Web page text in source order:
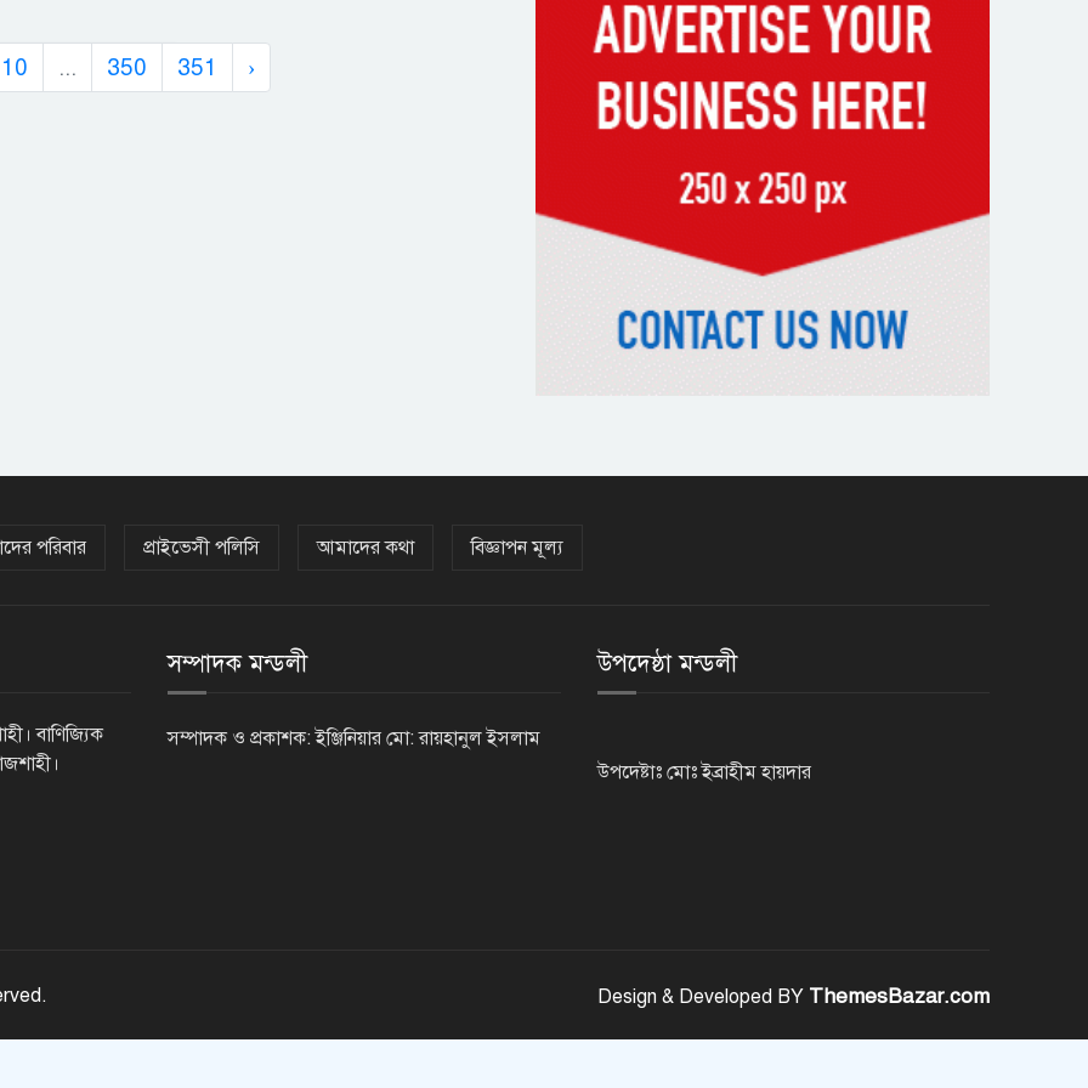
10 ... 350 351 ›
সমাবেশের উদ্বোধন করলেন প্রধানমন্ত্রী
১৭ বছর চাকরির পর স্থায়ীকরণের
দুশ্চিন্তায় ব্রেন স্ট্রোক, নির্বাচন
কোরআন মজিদে ক্ষতিগ্রস্ত বলা হয়েছে
হরমুজ চুক্তির বিনিময়ে ইরানের বন্দর
পরিবার প্রাইভেসী পলিসি আমাদের কথা বিজ্ঞাপন মূল্য
বাণিজ্যিক
সম্পাদক মন্ডলী
সম্পাদক ও প্রকাশক: ইঞ্জিনিয়ার মো: রায়হানুল ইসলাম
উপদেষ্ঠা মন্ডলী
উপদেষ্টাঃ মোঃ ইব্রাহীম হায়দার
Design & Developed BY ThemesBazar.com